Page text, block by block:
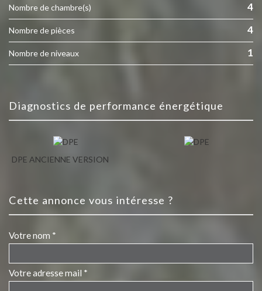
Nombre de chambre(s) 4
Nombre de pièces 4
Nombre de niveaux 1
diagnostics de performance énergétique
DPE ANCIENNE VERSION
cette annonce vous intéresse ?
Votre nom *
Votre adresse mail *